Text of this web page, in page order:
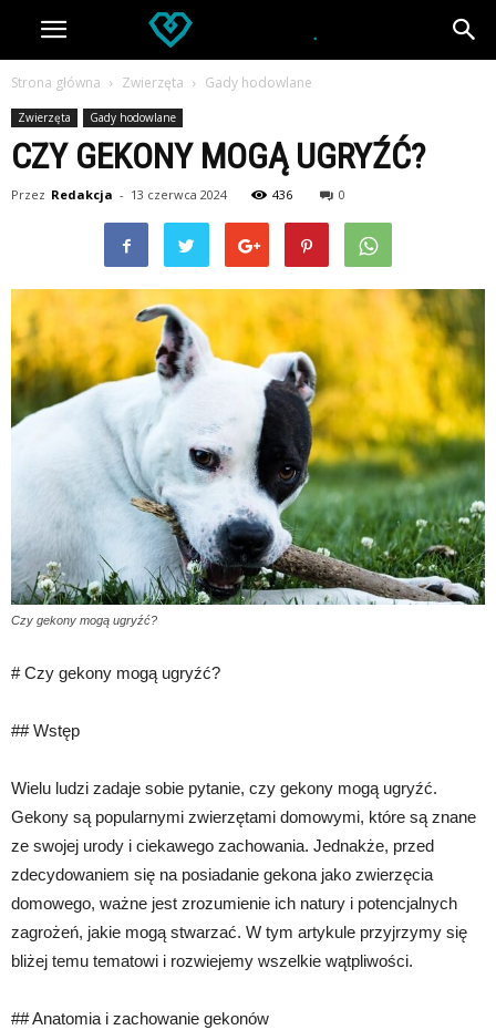
Strona główna Zwierzęta Gady hodowlane
Zwierzęta Gady hodowlane
CZY GEKONY MOGĄ UGRYŹĆ?
Przez Redakcja - 13 czerwca 2024 436 0
Czy gekony mogą ugryźć?
# Czy gekony mogą ugryźć?
## Wstęp
Wielu ludzi zadaje sobie pytanie, czy gekony mogą ugryźć.
Gekony są popularnymi zwierzętami domowymi, które są znane
ze swojej urody i ciekawego zachowania. Jednakże, przed
zdecydowaniem się na posiadanie gekona jako zwierzęcia
domowego, ważne jest zrozumienie ich natury i potencjalnych
zagrożeń, jakie mogą stwarzać. W tym artykule przyjrzymy się
bliżej temu tematowi i rozwiejemy wszelkie wątpliwości.
## Anatomia i zachowanie gekonów